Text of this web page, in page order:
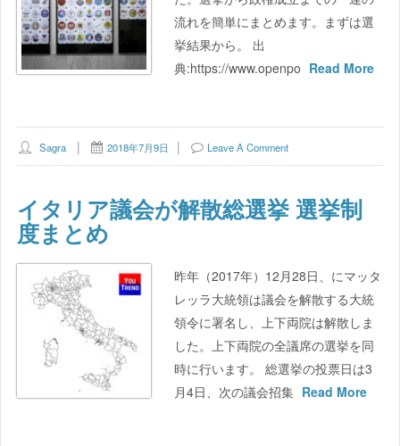
流れを簡単にまとめます。まずは選
挙結果から。 出
典:https://www.openpo Read More
Sagra 2018年7月9日 Leave A Comment
イタリア議会が解散総選挙 選挙制
度まとめ
昨年（2017年）12月28日、にマッタ
レッラ大統領は議会を解散する大統
領令に署名し、上下両院は解散しま
した。上下両院の全議席の選挙を同
時に行います。 総選挙の投票日は3
月4日、次の議会招集 Read More